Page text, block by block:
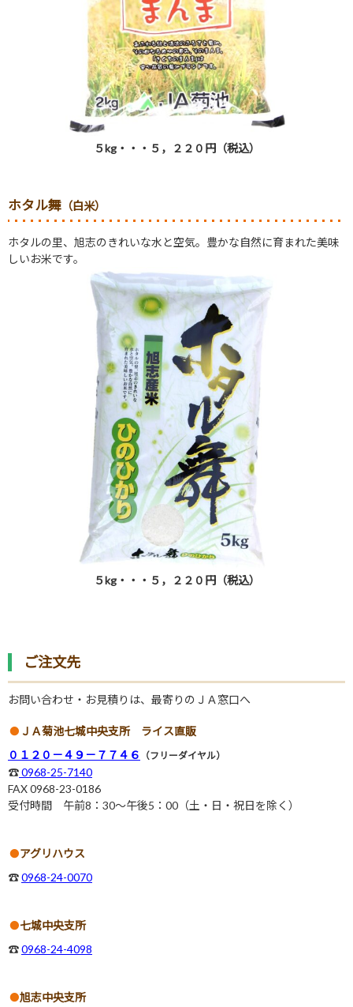
５kg・・・５，２２０円（税込）
ホタル舞 （白米）
ホタルの里、旭志のきれいな水と空気。豊かな自然に育まれた美味
しいお米です。
５kg・・・５，２２０円（税込）
ご注文先
お問い合わせ・お見積りは、最寄りのＪＡ窓口へ
ＪＡ菊池七城中央支所 ライス直販
０１２０－４９－７７４６
（フリーダイヤル）
☎0968-25-7140
FAX 0968-23-0186
受付時間 午前8：30～午後5：00（土・日・祝日を除く）
アグリハウス
☎0968-24-0070
七城中央支所
☎0968-24-4098
旭志中央支所